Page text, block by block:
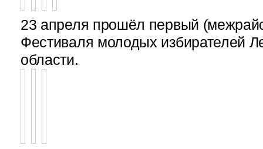
23 апреля прошёл первый
Фестиваля молодых избирателей
области.